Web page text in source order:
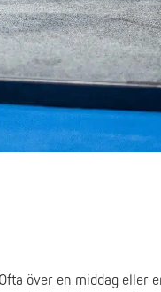
över en middag eller